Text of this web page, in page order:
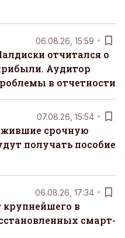
06.08.26, 15:59
отчитался о
Аудитор
в отчетности
07.08.26, 15:54
срочную
получать пособие
06.08.26, 17:34
в
смарт-